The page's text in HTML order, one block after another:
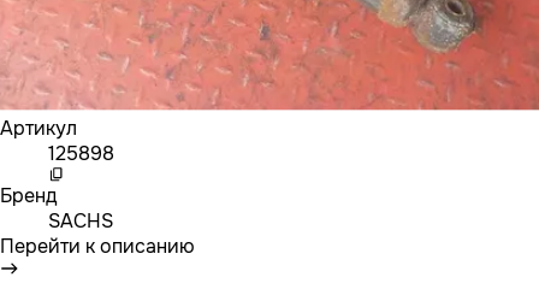
Артикул
125898
Бренд
SACHS
Перейти к описанию